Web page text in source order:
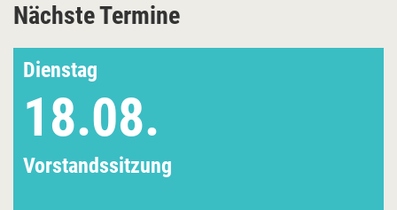
Nächste Termine
Dienstag
18.08.
Vorstandssitzung